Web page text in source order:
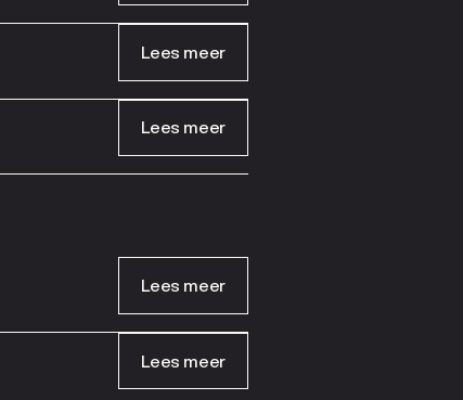
Lees meer
Lees meer
Lees meer
Lees meer